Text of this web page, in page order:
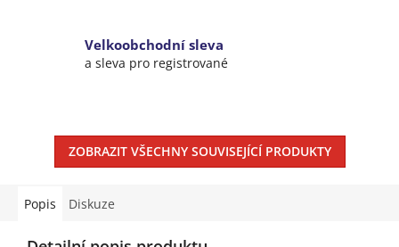
Velkoobchodní sleva
a sleva pro registrované
ZOBRAZIT VŠECHNY SOUVISEJÍCÍ PRODUKTY
Popis Diskuze